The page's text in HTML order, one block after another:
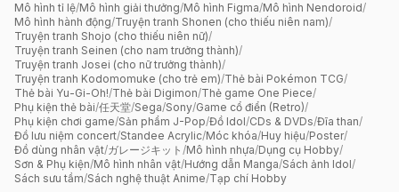
Mô hình tỉ lệ/Mô hình giải thưởng/Mô hình Figma/Mô hình Nendoroid/
Mô hình hành động/Truyện tranh Shonen (cho thiếu niên nam)/
Truyện tranh Shojo (cho thiếu niên nữ)/
Truyện tranh Seinen (cho nam trưởng thành)/
Truyện tranh Josei (cho nữ trưởng thành)/
Truyện tranh Kodomomuke (cho trẻ em)/Thẻ bài Pokémon TCG/
Thẻ bài Yu-Gi-Oh!/Thẻ bài Digimon/Thẻ game One Piece/
Phụ kiện thẻ bài/任天堂/Sega/Sony/Game cổ điển (Retro)/
Phụ kiện chơi game/Sản phẩm J-Pop/Đồ Idol/CDs & DVDs/Đĩa than/
Đồ lưu niệm concert/Standee Acrylic/Móc khóa/Huy hiệu/Poster/
Đồ dùng nhân vật/ガレージキット /Mô hình nhựa/Dụng cụ Hobby/
Sơn & Phụ kiện/Mô hình nhân vật/Hướng dẫn Manga/Sách ảnh Idol/
Sách sưu tầm/Sách nghệ thuật Anime/Tạp chí Hobby